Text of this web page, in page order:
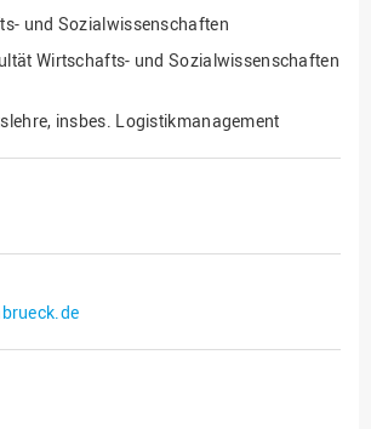
und Sozialwissenschaften
Wirtschafts- und Sozialwissenschaften
insbes. Logistikmanagement